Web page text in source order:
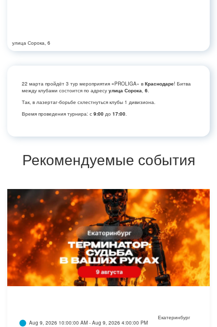
улица Сорока, 6
22 марта пройдёт 3 тур мероприятия «PROLIGA» в Краснодаре! Битва
между клубами состоится по адресу улица Сорока 6
Так, в лазертаг-борьбе схлестнуться клубы 1 дивизиона.
Время проведения турнира: с 9:00 до 17:00
Рекомендуемые события
Aug 9, 2026 10:00:00 AM - Aug 9, 2026 4:00:00 PM
Екатеринбург